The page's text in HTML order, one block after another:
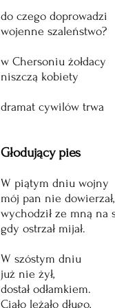
do czego doprowadzi
wojenne szaleństwo?
w Chersoniu żołdacy
niszczą kobiety
dramat cywilów trwa
Głodujący pies
W piątym dniu wojny
mój pan nie dowierzał,
wychodził ze mną na
gdy ostrzał mijał.
W szóstym dniu
już nie żył,
dostał odłamkiem.
Ciało leżało długo,